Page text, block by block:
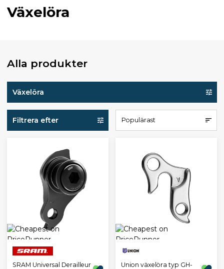
Växelöra
Alla produkter
Växelöra
Filtrera efter Populärast
SRAM Universal Derailleur
Union växelöra typ GH-